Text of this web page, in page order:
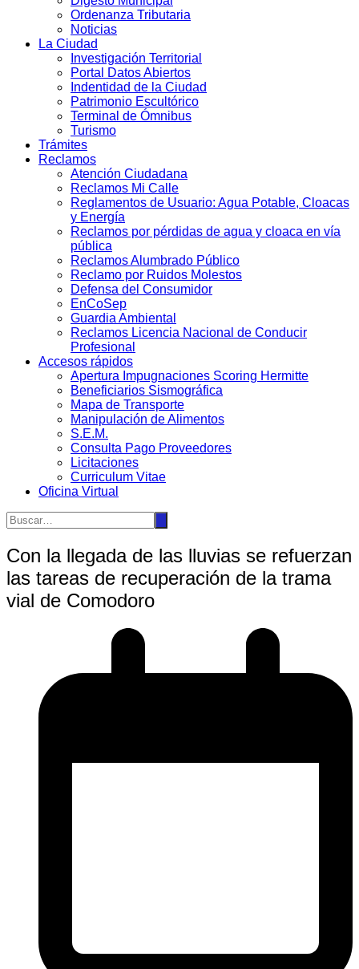
Ordenanza Tributaria
Noticias
La Ciudad
Investigación Territorial
Portal Datos Abiertos
Indentidad de la Ciudad
Patrimonio Escultórico
Terminal de Ómnibus
Turismo
Trámites
Reclamos
Atención Ciudadana
Reclamos Mi Calle
Reglamentos de Usuario: Agua Potable, Cloacas
y Energía
Reclamos por pérdidas de agua y cloaca en vía
pública
Reclamos Alumbrado Público
Reclamo por Ruidos Molestos
Defensa del Consumidor
EnCoSep
Guardia Ambiental
Reclamos Licencia Nacional de Conducir
Profesional
Accesos rápidos
Apertura Impugnaciones Scoring Hermitte
Beneficiarios Sismográfica
Mapa de Transporte
Manipulación de Alimentos
S.E.M.
Consulta Pago Proveedores
Licitaciones
Curriculum Vitae
Oficina Virtual
Con la llegada de las lluvias se refuerzan
las tareas de recuperación de la trama
vial de Comodoro